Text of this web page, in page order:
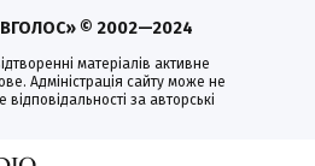
© 2002—2024
матеріалів активне
Адміністрація сайту може не
за авторські